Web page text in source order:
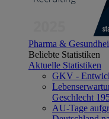
Pharma &
Beliebte Statistiken
Aktuelle Statistiken
GKV -
Geschlecht
AU-Tage